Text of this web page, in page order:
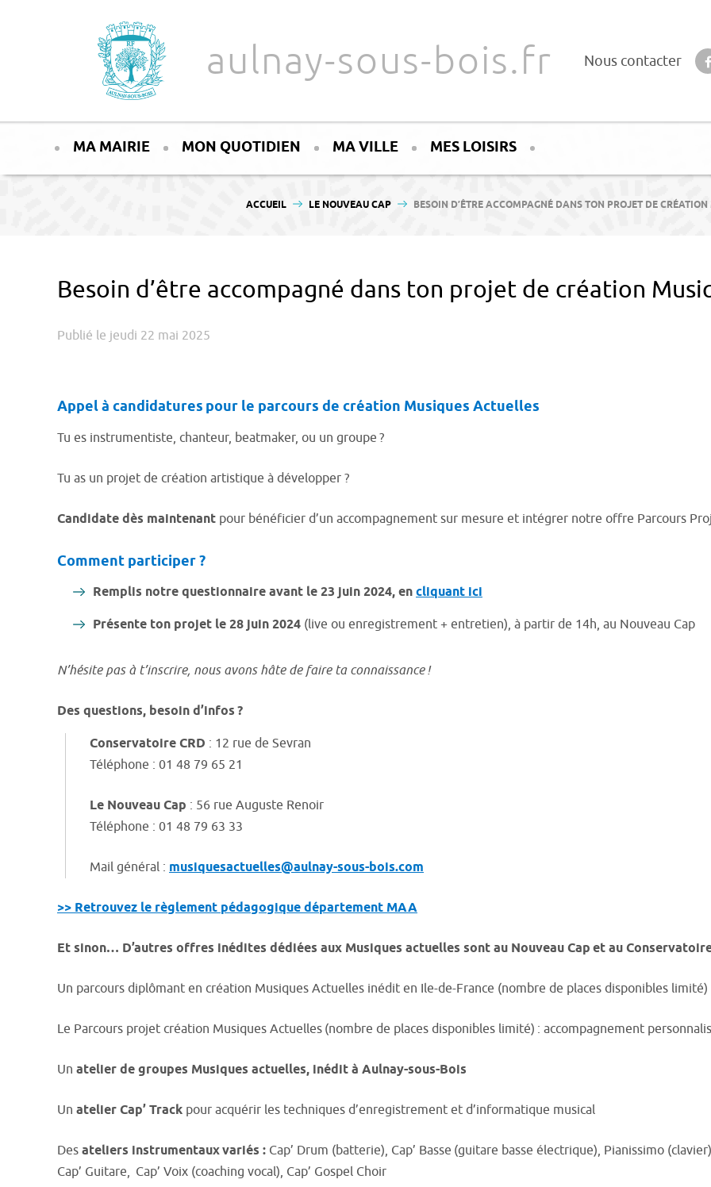
aulnay-sous-bois.fr Nous contacter
MA MAIRIE MON QUOTIDIEN MA VILLE MES LOISIRS
VOUS ÊTES ICI :
ACCUEIL LE NOUVEAU CAP BESOIN D’ÊTRE ACCOMPAGNÉ DANS TON PROJET DE
Besoin d’être accompagné dans ton projet de création
Publié le jeudi 22 mai 2025
Appel à candidatures pour le parcours de création Musiques Actuelles
Tu es instrumentiste, chanteur, beatmaker, ou un groupe ?
Tu as un projet de création artistique à développer ?
Candidate dès maintenant pour bénéficier d’un accompagnement sur mesure et intégrer notre offre Parcours
Comment participer ?
Remplis notre questionnaireavant le23 juin 2024, encliquant ici
Présente ton projet le28 juin 2024 (live ou enregistrement + entretien), à partir de 14h, au Nouveau Cap
N’hésite pas à t’inscrire, nous avons hâte de faire ta connaissance !
Des questions, besoin d’infos ?
Conservatoire CRD : 12 rue de Sevran
Téléphone : 01 48 79 65 21
Le Nouveau Cap : 56 rue Auguste Renoir
Téléphone : 01 48 79 63 33
Mail général : musiquesactuelles@aulnay-sous-bois.com
>> Retrouvez le règlement pédagogique département MAA
Et sinon… D’autres offres inédites dédiées aux Musiques actuelles sont au Nouveau Cap et au
Un parcours diplômant en création Musiques Actuelles inédit en Ile-de-France (nombre de places disponibles limité)
Le Parcours projet création Musiques Actuelles (nombre de places disponibles limité) : accompagnement
Un atelier de groupes Musiques actuelles, inédit à Aulnay-sous-Bois
Un atelier Cap’ Track pour acquérir les techniques d’enregistrement et d’informatique musical
Des ateliers instrumentaux variés : Cap’ Drum (batterie), Cap’ Basse (guitare basse électrique), Pianissimo
Cap’ Guitare, Cap’ Voix (coaching vocal), Cap’ Gospel Choir